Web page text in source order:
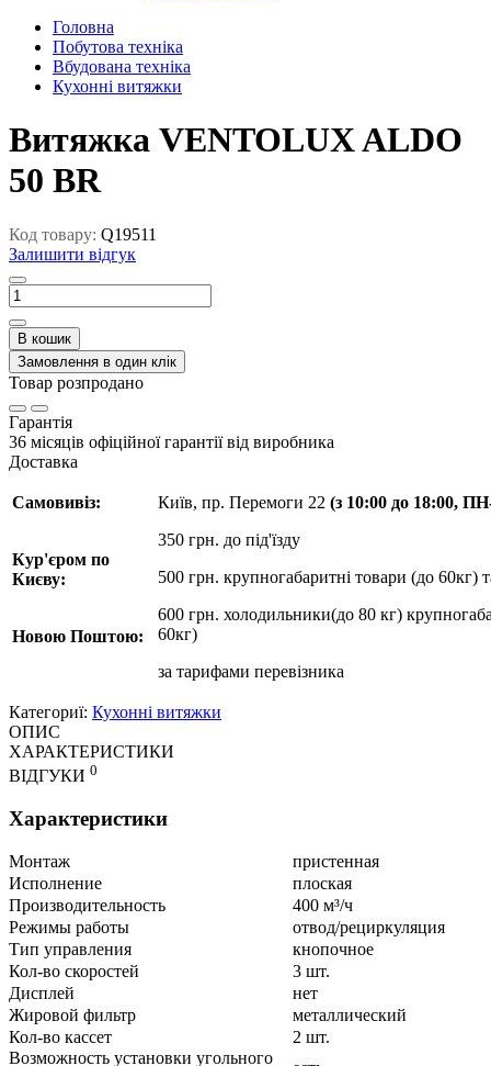
Головна
Побутова техніка
Вбудована техніка
Кухонні витяжки
Витяжка VENTOLUX ALDO
50 BR
Код товару: Q19511
Залишити відгук
В кошик
Замовлення в один клік
Товар розпродано
Гарантія
36 місяців офіційної гарантії від виробника
Доставка
Самовивіз:
Кур'єром по
Києву:
Новою Поштою:
Київ, пр. Перемоги 22 (з 10:00 до 18:00,
350 грн. до під'їзду
500 грн. крупногабаритні товари (до 60кг)
600 грн. холодильники(до 80 кг)
60кг)
за тарифами перевізника
Категориї: Кухонні витяжки
ОПИС
ХАРАКТЕРИСТИКИ
ВІДГУКИ 0
Характеристики
Монтаж
пристенная
Исполнение
плоская
Производительность
400 м³/ч
Режимы работы
отвод/рециркуляция
Тип управления
кнопочное
Кол-во скоростей
3 шт.
Дисплей
нет
Жировой фильтр
металлический
Кол-во кассет
2 шт.
Возможность установки угольного